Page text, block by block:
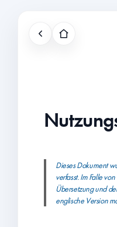
Dieses Dokument
verfasst. Im Falle
Übersetzung und
englische Version